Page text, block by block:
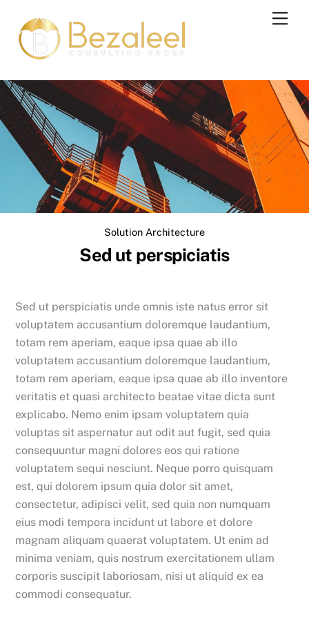
content
Solution Architecture
Sed ut perspiciatis
Sed ut perspiciatis unde omnis iste natus error sit
voluptatem accusantium doloremque laudantium,
totam rem aperiam, eaque ipsa quae ab illo
voluptatem accusantium doloremque laudantium,
totam rem aperiam, eaque ipsa quae ab illo inventore
veritatis et quasi architecto beatae vitae dicta sunt
explicabo. Nemo enim ipsam voluptatem quia
voluptas sit aspernatur aut odit aut fugit, sed quia
consequuntur magni dolores eos qui ratione
voluptatem sequi nesciunt. Neque porro quisquam
est, qui dolorem ipsum quia dolor sit amet,
consectetur, adipisci velit, sed quia non numquam
eius modi tempora incidunt ut labore et dolore
magnam aliquam quaerat voluptatem. Ut enim ad
minima veniam, quis nostrum exercitationem ullam
corporis suscipit laboriosam, nisi ut aliquid ex ea
commodi consequatur.